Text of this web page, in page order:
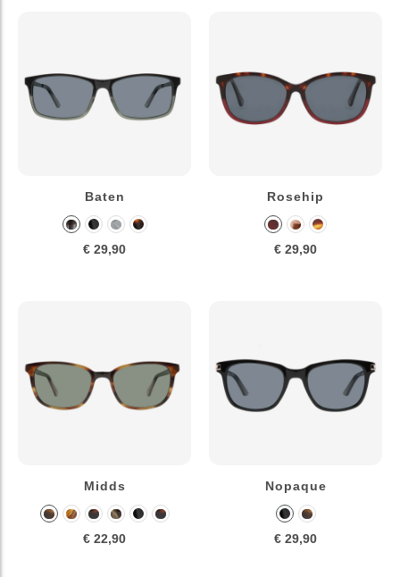
Baten
€ 29,90
Rosehip
€ 29,90
Midds
€ 22,90
Nopaque
€ 29,90